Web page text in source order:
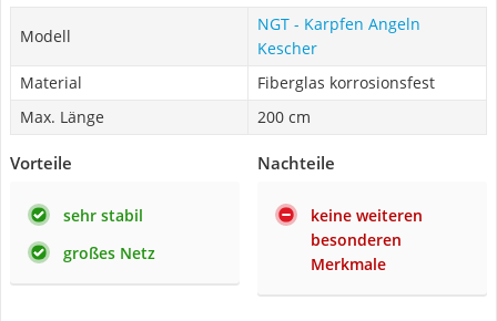
Modell
NGT - Karpfen Angeln
Kescher
Material
Fiberglas korrosionsfest
Max. Länge
200 cm
Vorteile
sehr stabil
großes Netz
Nachteile
keine weiteren
besonderen
Merkmale